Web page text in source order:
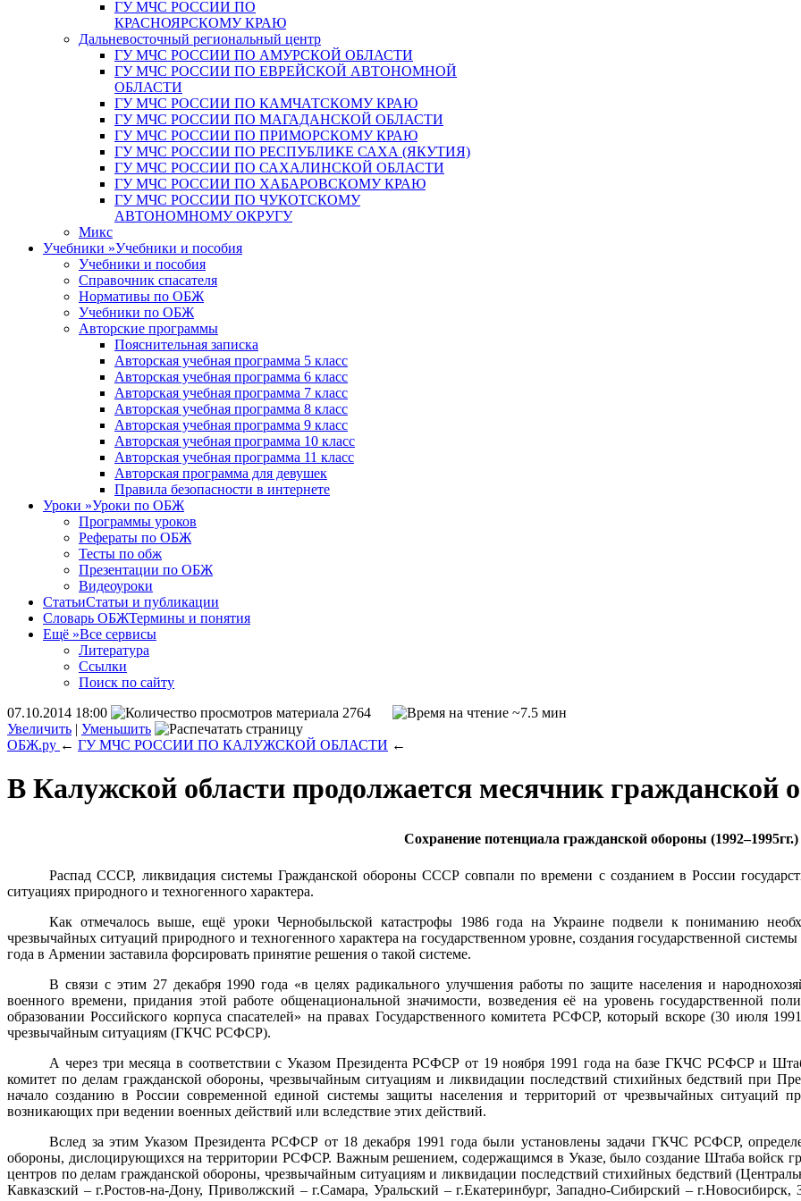
ГУ МЧС РОССИИ ПО
КРАСНОЯРСКОМУ КРАЮ
Дальневосточный региональный центр
ГУ МЧС РОССИИ ПО АМУРСКОЙ ОБЛАСТИ
ГУ МЧС РОССИИ ПО ЕВРЕЙСКОЙ АВТОНОМНОЙ
ОБЛАСТИ
ГУ МЧС РОССИИ ПО КАМЧАТСКОМУ КРАЮ
ГУ МЧС РОССИИ ПО МАГАДАНСКОЙ ОБЛАСТИ
ГУ МЧС РОССИИ ПО ПРИМОРСКОМУ КРАЮ
ГУ МЧС РОССИИ ПО РЕСПУБЛИКЕ САХА (ЯКУТИЯ)
ГУ МЧС РОССИИ ПО САХАЛИНСКОЙ ОБЛАСТИ
ГУ МЧС РОССИИ ПО ХАБАРОВСКОМУ КРАЮ
ГУ МЧС РОССИИ ПО ЧУКОТСКОМУ
АВТОНОМНОМУ ОКРУГУ
Микс
Учебники »Учебники и пособия
Учебники и пособия
Справочник спасателя
Нормативы по ОБЖ
Учебники по ОБЖ
Авторские программы
Пояснительная записка
Авторская учебная программа 5 класс
Авторская учебная программа 6 класс
Авторская учебная программа 7 класс
Авторская учебная программа 8 класс
Авторская учебная программа 9 класс
Авторская учебная программа 10 класс
Авторская учебная программа 11 класс
Авторская программа для девушек
Правила безопасности в интернете
Уроки »Уроки по ОБЖ
Программы уроков
Рефераты по ОБЖ
Тесты по обж
Презентации по ОБЖ
Видеоуроки
СтатьиСтатьи и публикации
Словарь ОБЖТермины и понятия
Ещё »Все сервисы
Литература
Ссылки
Поиск по сайту
07.10.2014 18:00
2764
~7.5 мин
Увеличить | Уменьшить
ОБЖ.ру ← ГУ МЧС РОССИИ ПО КАЛУЖСКОЙ ОБЛАСТИ ←
В Калужской области продолжается месячник гражданской
Сохранение потенциала гражданской обороны (1992–1995гг.)
Распад СССР, ликвидация системы Гражданской обороны СССР совпали по времени с созданием в России
ситуациях природного и техногенного характера.
Как отмечалось выше, ещё уроки Чернобыльской катастрофы 1986 года на Украине подвели к пониманию
чрезвычайных ситуаций природного и техногенного характера на государственном уровне, создания государственной
года в Армении заставила форсировать принятие решения о такой системе.
В связи с этим 27 декабря 1990 года «в целях радикального улучшения работы по защите населения и
военного времени, придания этой работе общенациональной значимости, возведения её на уровень государственной
образовании Российского корпуса спасателей» на правах Государственного комитета РСФСР, который вскоре (30 июля
чрезвычайным ситуациям (ГКЧС РСФСР).
А через три месяца в соответствии с Указом Президента РСФСР от 19 ноября 1991 года на базе ГКЧС РСФСР и
комитет по делам гражданской обороны, чрезвычайным ситуациям и ликвидации последствий стихийных бедствий
начало созданию в России современной единой системы защиты населения и территорий от чрезвычайных ситуаций
возникающих при ведении военных действий или вследствие этих действий.
Вслед за этим Указом Президента РСФСР от 18 декабря 1991 года были установлены задачи ГКЧС РСФСР,
обороны, дислоцирующихся на территории РСФСР. Важным решением, содержащимся в Указе, было создание Штаба войск
центров по делам гражданской обороны, чрезвычайным ситуациям и ликвидации последствий стихийных бедствий
Кавказский – г.Ростов-на-Дону, Приволжский – г.Самара, Уральский – г.Екатеринбург, Западно-Сибирский –